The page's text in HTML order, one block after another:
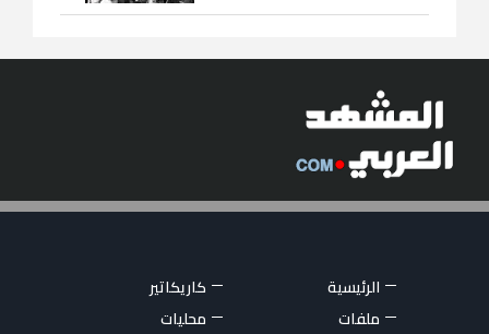
الرئيسية
كاريكاتير
ملفات
محليات